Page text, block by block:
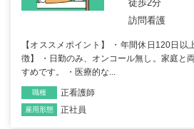
徒歩2分
訪問看護
【オススメポイント】 ・年間休日120日以
徴】 ・日勤のみ、オンコール無し。家庭と
すめです。 ・医療的な...
職種 正看護師
雇用形態 正社員